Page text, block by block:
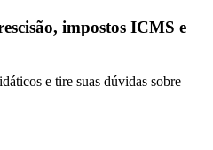
impostos ICMS e
e tire suas dúvidas sobre